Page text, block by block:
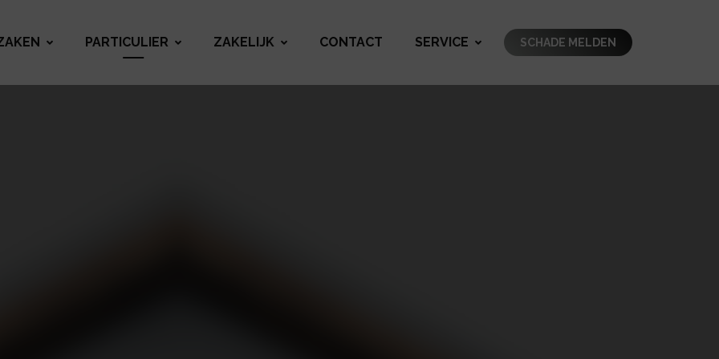
PARTICULIER ZAKELIJK CONTACT SERVICE SCHADE MELDEN